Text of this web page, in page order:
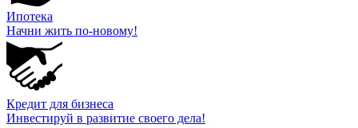
Ипотека
Начни жить по-новому!
Кредит для бизнеса
Инвестируй в развитие своего дела!